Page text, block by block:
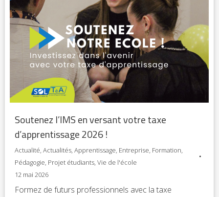
Soutenez l’IMS en versant votre taxe
d’apprentissage 2026 !
Actualité, Actualités, Apprentissage, Entreprise, Formation,
Pédagogie, Projet étudiants, Vie de l'école
12 mai 2026
Formez de futurs professionnels avec la taxe